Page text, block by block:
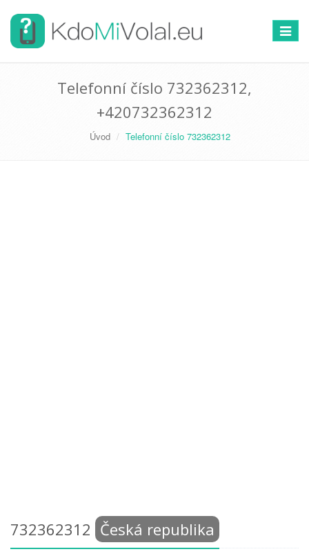
Telefonní číslo 732362312,
+420732362312
Úvod Telefonní číslo 732362312
732362312 Česká republika